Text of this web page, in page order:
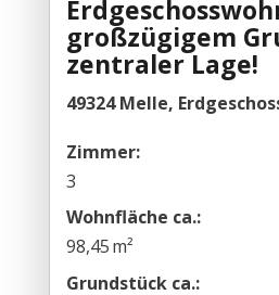
großzügigem
zentraler Lage!
49324 Melle,
Zimmer:
3
Wohnfläche ca.:
98,45 m²
Grund­stück ca.: